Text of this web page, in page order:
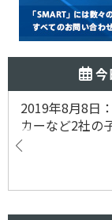
今
2019年8月8日
カーなど2社の